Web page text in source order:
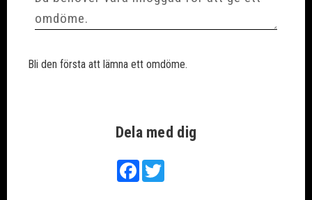
Dela med dig
FacebookTwitter
Bli den första att lämna ett omdöme.